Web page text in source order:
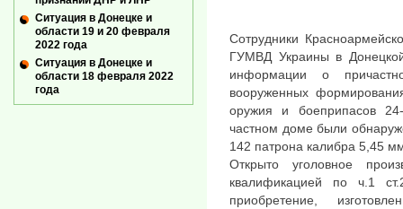
Сотрудники
ГУМВД Украины в
информации о
вооруженных
оружия и боеприпасов
частном доме были
142 патрона калибра 5,45
Открыто уголовное
квалификацией по ч.1
приобретение,
Ситуация в Донецке и
области 19 и 20 февраля
2022 года
Ситуация в Донецке и
области 18 февраля 2022
года